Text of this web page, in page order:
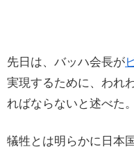
先日は、バッハ会長が
実現するために、われ
ればならないと述べた。
犠牲とは明らかに日本